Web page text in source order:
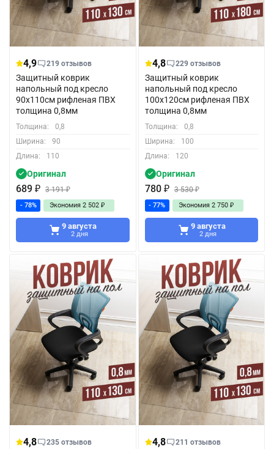
4,9 219 отзывов
Защитный коврик
напольный под кресло
90x110см рифленая ПВХ
толщина 0,8мм
Толщина:
0,8
Ширина:
90
Длина:
110
Оригинал
689 ₽ 3 191₽
- 78% Экономия 2 502 ₽
9 августа
2 дня
4,8 229 отзывов
Защитный коврик
напольный под кресло
100x120см рифленая ПВХ
толщина 0,8мм
Толщина:
0,8
Ширина:
100
Длина:
120
Оригинал
780 ₽ 3 530₽
- 77% Экономия 2 750 ₽
9 августа
2 дня
4,8 235 отзывов 4,8 211 отзывов